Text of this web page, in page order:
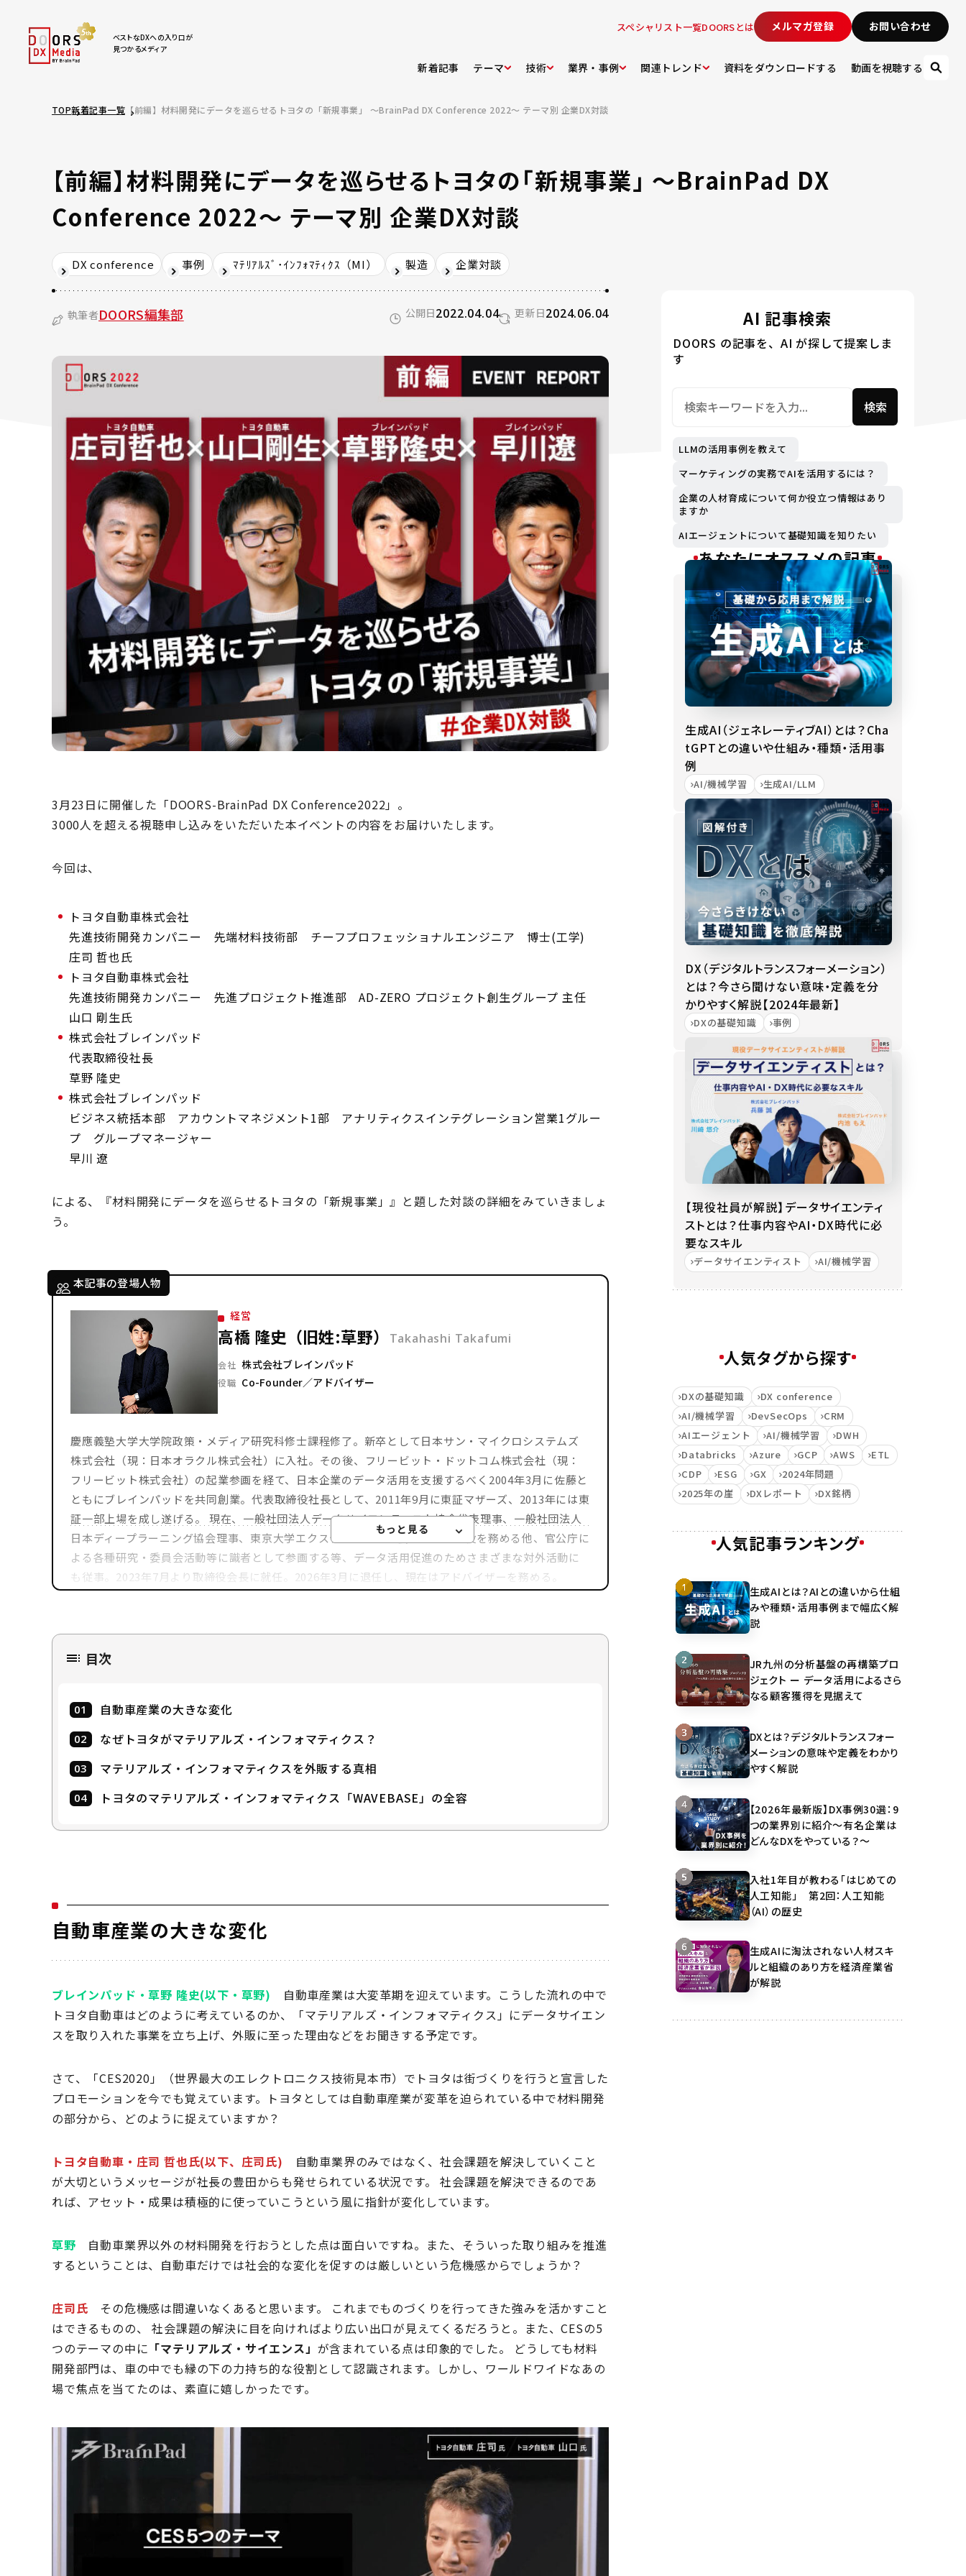
ベストなDXへの入り口が
見つかるメディア
スペシャリスト一覧DOORSとは メルマガ登録 お問い合わせ
新着記事 テーマ 技術 業界・事例 関連トレンド 資料をダウンロードする 動画を視聴する
TOP新着記事一覧 【前編】材料開発にデータを巡らせるトヨタの「新規事業」 ～BrainPad DX Conference 2022～ テーマ別 企業DX対談
【前編】材料開発にデータを巡らせるトヨタの「新規事業」 ～BrainPad DX
Conference 2022～ テーマ別 企業DX対談
DX conference 事例 ﾏﾃﾘｱﾙｽﾞ･ｲﾝﾌｫﾏﾃｨｸｽ（MI） 製造 企業対談
執筆者DOORS編集部 公開日2022.04.04 更新日2024.06.04
3月23日に開催した「DOORS-BrainPad DX Conference2022」。
3000人を超える視聴申し込みをいただいた本イベントの内容をお届けいたします。
今回は、
トヨタ自動車株式会社
先進技術開発カンパニー 先端材料技術部 チーフプロフェッショナルエンジニア 博士(工学)
庄司 哲也氏
トヨタ自動車株式会社
先進技術開発カンパニー 先進プロジェクト推進部 AD-ZERO プロジェクト創生グループ 主任
山口 剛生氏
株式会社ブレインパッド
代表取締役社長
草野 隆史
株式会社ブレインパッド
ビジネス統括本部 アカウントマネジメント1部 アナリティクスインテグレーション営業1グルー
プ グループマネージャー
早川 遼
による、『材料開発にデータを巡らせるトヨタの「新規事業」』と題した対談の詳細をみていきましょ
う。
本記事の登場人物
経営
高橋 隆史（旧姓:草野） Takahashi Takafumi
会社 株式会社ブレインパッド
役職 Co-Founder／アドバイザー
慶應義塾大学大学院政策・メディア研究科修士課程修了。新卒として日本サン・マイクロシステムズ
株式会社（現：日本オラクル株式会社）に入社。その後、フリービット・ドットコム株式会社（現：
フリービット株式会社）の起業参画を経て、日本企業のデータ活用を支援するべく2004年3月に佐藤と
ともにブレインパッドを共同創業。代表取締役社長として、2011年9月に東証マザーズ、2013年には東
証一部上場を成し遂げる。 現在、一般社団法人データサイエンティスト協会代表理事、一般社団法人
日本ディープラーニング協会理事、東京大学エクステション株式会社社外取締役を務める他、官公庁に
よる各種研究・委員会活動等に識者として参画する等、データ活用促進のためさまざまな対外活動に
も従事。2023年7月より取締役会長に就任。2026年3月に退任し、現在はアドバイザーを務める。
会社
所属
役職 ディレクター
広告代理店、事業会社から営業を経験し2016年にブレインパッドに入社。主にデータ分析やAI開発の
営業として、これまでほぼすべての業界を担当。コンシューマー分析からSCM、製造管理まで幅広く
経験。
目次
自動車産業の大きな変化
なぜトヨタがマテリアルズ・インフォマティクス？
マテリアルズ・インフォマティクスを外販する真相
トヨタのマテリアルズ・インフォマティクス「WAVEBASE」の全容
自動車産業の大きな変化
ブレインパッド・草野 隆史(以下・草野) 自動車産業は大変革期を迎えています。こうした流れの中で
トヨタ自動車はどのように考えているのか、「マテリアルズ・インフォマティクス」にデータサイエン
スを取り入れた事業を立ち上げ、外販に至った理由などをお聞きする予定です。
さて、「CES2020」（世界最大のエレクトロニクス技術見本市）でトヨタは街づくりを行うと宣言した
プロモーションを今でも覚えています。トヨタとしては自動車産業が変革を迫られている中で材料開発
の部分から、どのように捉えていますか？
トヨタ自動車・庄司 哲也氏(以下、庄司氏) 自動車業界のみではなく、社会課題を解決していくこと
が大切というメッセージが社長の豊田からも発せられている状況です。 社会課題を解決できるのであ
れば、アセット・成果は積極的に使っていこうという風に指針が変化しています。
草野 自動車業界以外の材料開発を行おうとした点は面白いですね。また、そういった取り組みを推進
するということは、自動車だけでは社会的な変化を促すのは厳しいという危機感からでしょうか？
庄司氏 その危機感は間違いなくあると思います。 これまでものづくりを行ってきた強みを活かすこと
はできるものの、 社会課題の解決に目を向ければより広い出口が見えてくるだろうと。また、CESの5
つのテーマの中に 「マテリアルズ・サイエンス」 が含まれている点は印象的でした。 どうしても材料
開発部門は、車の中でも縁の下の力持ち的な役割として認識されます。しかし、ワールドワイドなあの
場で焦点を当てたのは、素直に嬉しかったです。
AI 記事検索
DOORS の記事を、AI が探して提案しま
す
検索
LLMの活用事例を教えて
マーケティングの実務でAIを活用するには？
企業の人材育成について何か役立つ情報はあり
ますか
AIエージェントについて基礎知識を知りたい
あなたにオススメの記事
生成AI（ジェネレーティブAI）とは？Cha
tGPTとの違いや仕組み・種類・活用事
例
AI/機械学習 生成AI/LLM
DX（デジタルトランスフォーメーション）
とは？今さら聞けない意味・定義を分
かりやすく解説【2024年最新】
DXの基礎知識 事例
【現役社員が解説】データサイエンティ
ストとは？仕事内容やAI・DX時代に必
要なスキル
データサイエンティスト AI/機械学習
人気タグから探す
DXの基礎知識
DX conference
AI/機械学習
DevSecOps
CRM
AIエージェント
AI/機械学習
DWH
Databricks
Azure GCP AWS
ETL
CDP
ESG GX
2024年問題
2025年の崖
DXレポート DX銘柄
人気記事ランキング
生成AIとは？AIとの違いから仕組
みや種類・活用事例まで幅広く解
説
JR九州の分析基盤の再構築プロ
ジェクト ー データ活用によるさら
なる顧客獲得を見据えて
DXとは？デジタルトランスフォー
メーションの意味や定義をわかり
やすく解説
【2026年最新版】DX事例30選：9
つの業界別に紹介～有名企業は
どんなDXをやっている？～
入社1年目が教わる「はじめての
人工知能」 第2回：人工知能
（AI）の歴史
生成AIに淘汰されない人材スキ
ルと組織のあり方を経済産業省
が解説